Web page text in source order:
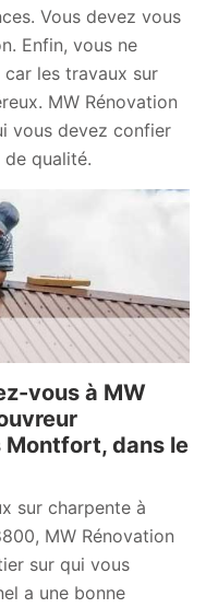
Vous devez vous
Enfin, vous ne
les travaux sur
MW Rénovation
vous devez confier
qualité.
vous à MW
Montfort, dans le
sur charpente à
MW Rénovation
sur qui vous
a une bonne